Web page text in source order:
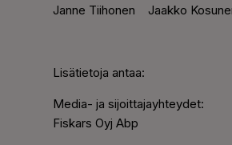
Janne Tiihonen Jaakko
Lisätietoja antaa:
Media- ja sijoittajayhteydet:
Fiskars Oyj Abp